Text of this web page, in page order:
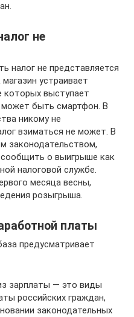
не
налог не представляется
устраивает
которых выступает
может быть смартфон. В
никому не
взиматься не может. В
законодательством,
о выигрыше как
налоговой службе.
месяца весны,
розыгрыша.
платы
предусматривает
зарплаты — это виды
российских граждан,
законодательных